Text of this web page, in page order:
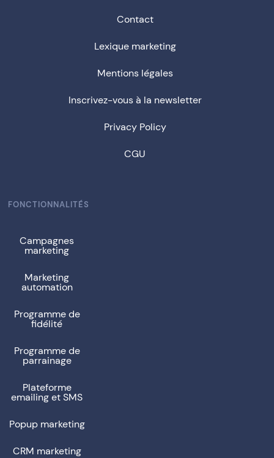
Contact
Lexique marketing
Mentions légales
Inscrivez-vous à la newsletter
Privacy Policy
CGU
FONCTIONNALITÉS
Campagnes
marketing
Marketing
automation
Programme de
fidélité
Programme de
parrainage
Plateforme
emailing et SMS
Popup marketing
CRM marketing